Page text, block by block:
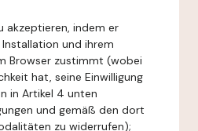
akzeptieren, indem er
und ihrem
Browser zustimmt (wobei
hat, seine Einwilligung
in Artikel 4 unten
und gemäß den dort
zu widerrufen);